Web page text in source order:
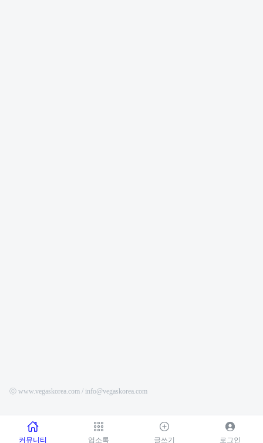
ⓒ www.vegaskorea.com / info@vegaskorea.com
커뮤니티 업소록 글쓰기 로그인